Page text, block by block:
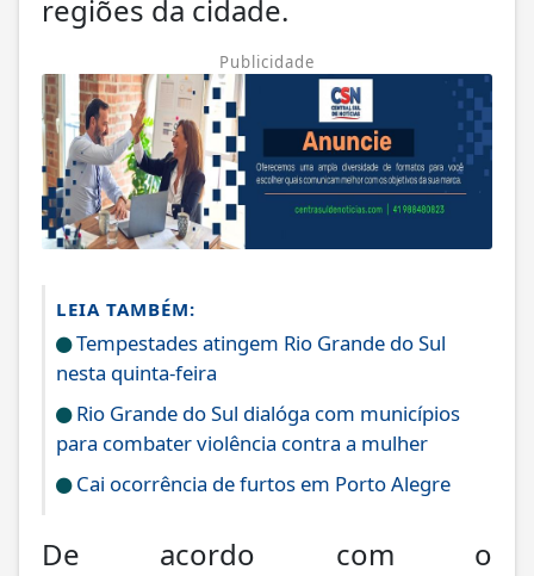
regiões da cidade.
Publicidade
LEIA TAMBÉM:
Tempestades atingem Rio Grande do Sul
nesta quinta-feira
Rio Grande do Sul dialóga com municípios
para combater violência contra a mulher
Cai ocorrência de furtos em Porto Alegre
De acordo com o